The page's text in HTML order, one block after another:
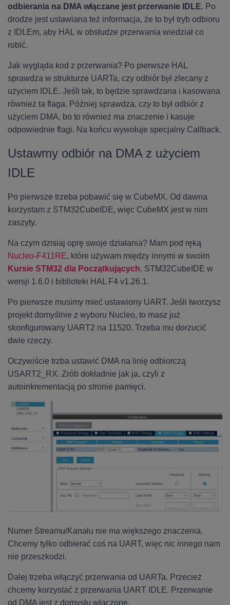
odbierania na DMA włączane jest przerwanie IDLE. Po
drodze jest ustawiana też informacja, że to był tryb odbioru
z IDLEm, aby HAL w obsłudze przerwania wiedział co
robić.
Jak wygląda kod z przerwania? Po pierwsze HAL
sprawdza w strukturze UARTa, czy odbiór był zlecany z
użyciem IDLE. Jeśli tak, to będzie sprawdzana i kasowana
również ta flaga. Później sprawdza, czy to był odbiór z
użyciem DMA, bo to również ma znaczenie i kasuje
odpowiednie flagi. Na końcu wywołuje specjalny Callback.
Ustawmy odbiór na DMA z użyciem
IDLE
Po pierwsze trzeba pobawić się w CubeMX. Od dawna
korzystam z STM32CubeIDE, więc CubeMX jest w nim
zaszyty.
Na czym dzisiaj oprę swoje działania? Mam pod ręką
Nucleo-F411RE, które używam między innymi w swoim
Kursie STM32 dla Początkujących. STM32CubeIDE w
wersji 1.6.0 i biblioteki HAL F4 v1.26.1.
Po pierwsze musimy mieć ustawiony UART. Jeśli tworzysz
projekt domyślnie z wyboru Nucleo, to masz już
skonfigurowany UART2 na 11520. Trzeba mu dorzucić
dwie rzeczy.
Oczywiście trzba ustawić DMA na linię odbiorczą
USART2_RX. Zrób dokładnie jak ja, czyli z
autoinkrementacją po stronie pamięci.
Numer Streamu/Kanału nie ma większego znaczenia.
Chcemy tylko odbierać coś na UART, więc nic innego nam
nie przeszkodzi.
Dalej trzeba włączyć przerwania od UARTa. Przecież
chcemy korzystać z przerwania UART IDLE. Przerwanie
od DMA jest z domysłu włączone.